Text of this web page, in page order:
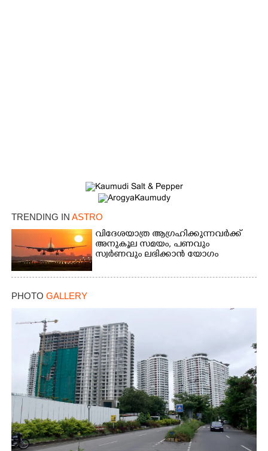
TRENDING IN ASTRO
വിദേശയാത്ര ആഗ്രഹിക്കുന്നവർക്ക്
അനുകൂല സമയം,​ പണവും
സ്വർണവും ലഭിക്കാൻ യോഗം
PHOTO GALLERY